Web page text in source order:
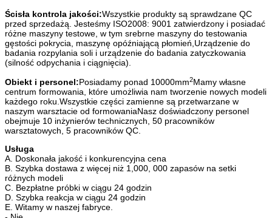
Ścisła kontrola jakości:Wszystkie produkty są sprawdzane QC
przed sprzedażą. Jesteśmy ISO2008: 9001 zatwierdzony i posiadać
różne maszyny testowe, w tym srebrne maszyny do testowania
gęstości pokrycia, maszynę opóźniającą płomień,Urządzenie do
badania rozpylania soli i urządzenie do badania zatyczkowania
(silność odpychania i ciągnięcia).
Obiekt i personel:Posiadamy ponad 10000mm2Mamy własne
centrum formowania, które umożliwia nam tworzenie nowych modeli
każdego roku.Wszystkie części zamienne są przetwarzane w
naszym warsztacie od formowaniaNasz doświadczony personel
obejmuje 10 inżynierów technicznych, 50 pracowników
warsztatowych, 5 pracowników QC.
Usługa
A. Doskonała jakość i konkurencyjna cena
B. Szybka dostawa z więcej niż 1,000, 000 zapasów na setki
różnych modeli
C. Bezpłatne próbki w ciągu 24 godzin
D. Szybka reakcja w ciągu 24 godzin
E. Witamy w naszej fabryce.